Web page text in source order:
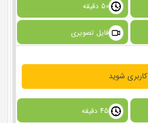
50 دقیقه
فایل تصویری
شوید
45 دقیقه